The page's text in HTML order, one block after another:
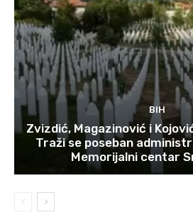
BIH
Zvizdić, Magazinović i
Traži se poseban
Memorijalni centar